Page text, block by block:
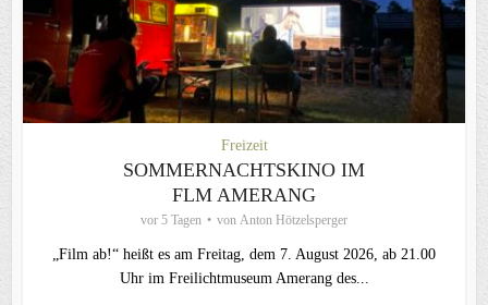
Freizeit
SOMMERNACHTSKINO IM
FLM AMERANG
vor 5 Tagen von Anton Hötzelsperger
„Film ab!“ heißt es am Freitag, dem 7. August 2026, ab 21.00
Uhr im Freilichtmuseum Amerang des...